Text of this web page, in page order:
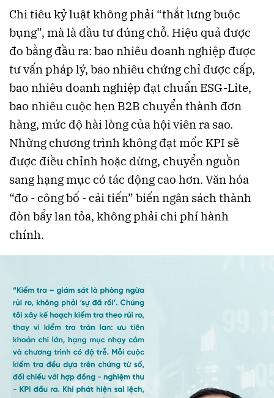
Chi tiêu kỷ luật không phải “thắt lưng buộc
bụng”, mà là đầu tư đúng chỗ. Hiệu quả được
đo bằng đầu ra: bao nhiêu doanh nghiệp được
tư vấn pháp lý, bao nhiêu chứng chỉ được cấp,
bao nhiêu doanh nghiệp đạt chuẩn ESG-Lite,
bao nhiêu cuộc hẹn B2B chuyển thành đơn
hàng, mức độ hài lòng của hội viên ra sao.
Những chương trình không đạt mốc KPI sẽ
được điều chỉnh hoặc dừng, chuyển nguồn
sang hạng mục có tác động cao hơn. Văn hóa
“đo - công bố - cải tiến” biến ngân sách thành
đòn bẩy lan tỏa, không phải chi phí hành
chính.